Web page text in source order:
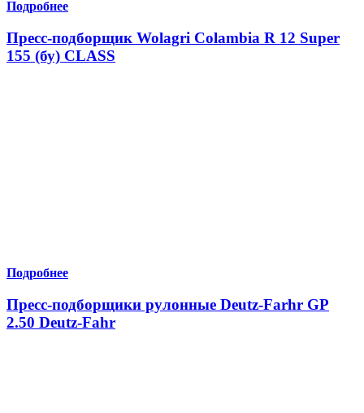
Подробнее
Пресс-подборщик Wolagri Colambia R 12 Super
155 (бу) CLASS
Подробнее
Пресс-подборщики рулонные Deutz-Farhr GP
2.50 Deutz-Fahr